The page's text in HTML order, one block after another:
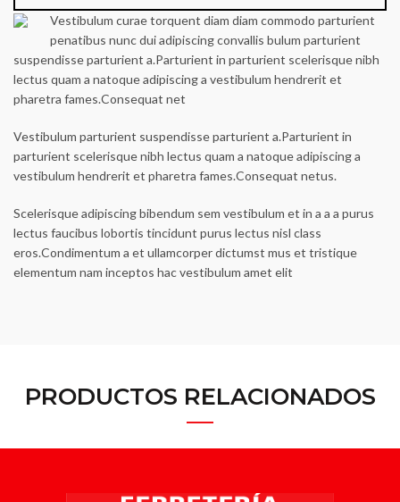
Vestibulum curae torquent diam diam commodo parturient
penatibus nunc dui adipiscing convallis bulum parturient
suspendisse parturient a.Parturient in parturient scelerisque nibh
lectus quam a natoque adipiscing a vestibulum hendrerit et
pharetra fames.Consequat net
Vestibulum parturient suspendisse parturient a.Parturient in
parturient scelerisque nibh lectus quam a natoque adipiscing a
vestibulum hendrerit et pharetra fames.Consequat netus.
Scelerisque adipiscing bibendum sem vestibulum et in a a a purus
lectus faucibus lobortis tincidunt purus lectus nisl class
eros.Condimentum a et ullamcorper dictumst mus et tristique
elementum nam inceptos hac vestibulum amet elit
PRODUCTOS RELACIONADOS